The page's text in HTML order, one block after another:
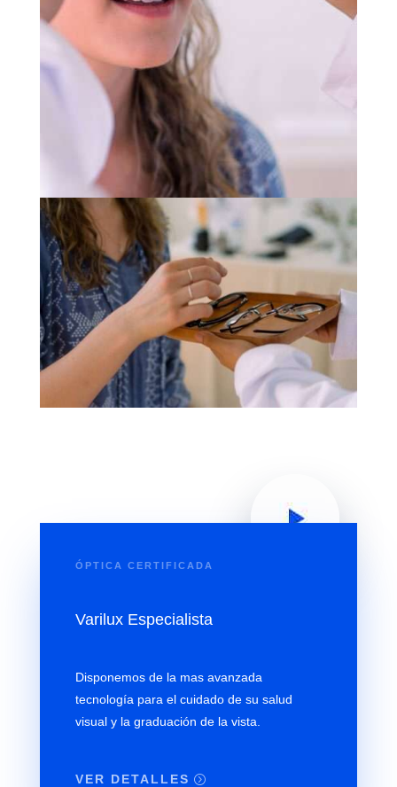
ÓPTICA CERTIFICADA
Varilux Especialista
Disponemos de la mas avanzada
tecnología para el cuidado de su salud
visual y la graduación de la vista.
VER DETALLES